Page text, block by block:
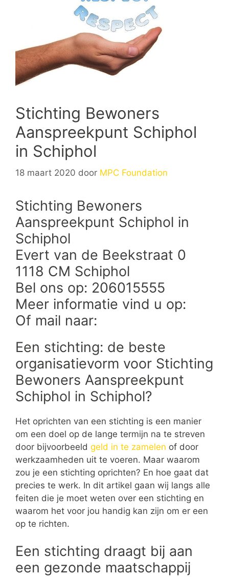
Stichting Bewoners
Aanspreekpunt Schiphol
in Schiphol
18 maart 2020 door MPC Foundation
Stichting Bewoners
Aanspreekpunt Schiphol in
Schiphol
Evert van de Beekstraat 0
1118 CM Schiphol
Bel ons op: 206015555
Meer informatie vind u op:
Of mail naar:
Een stichting: de beste
organisatievorm voor Stichting
Bewoners Aanspreekpunt
Schiphol in Schiphol?
Het oprichten van een stichting is een manier
om een doel op de lange termijn na te streven
door bijvoorbeeld geld in te zamelen of door
werkzaamheden uit te voeren. Maar waarom
zou je een stichting oprichten? En hoe gaat dat
precies te werk. In dit artikel gaan wij langs alle
feiten die je moet weten over een stichting en
waarom het voor jou handig kan zijn om er een
op te richten.
Een stichting draagt bij aan
een gezonde maatschappij